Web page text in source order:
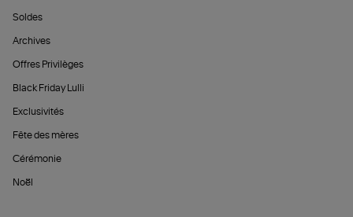
Soldes
Archives
Offres Privilèges
Black Friday Lulli
Exclusivités
Fête des mères
Cérémonie
Noël